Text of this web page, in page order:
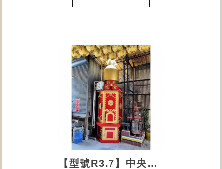
【型號R3.7】中央天地宮的環保金爐